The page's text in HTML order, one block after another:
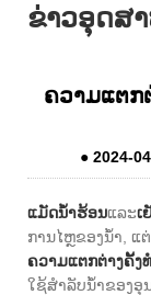
ຂ່າວອຸດສ
ຄວາມແຕກ
● 2024-
ແມັດນ້ໍາຮ້ອນແລະເ
ການໄຫຼຂອງນ້ໍາ, ແ
ຄວາມແຕກຕ່າງຄັ້ງ
ໃຊ້ສໍາລັບນ້ໍາຂອງອຸ